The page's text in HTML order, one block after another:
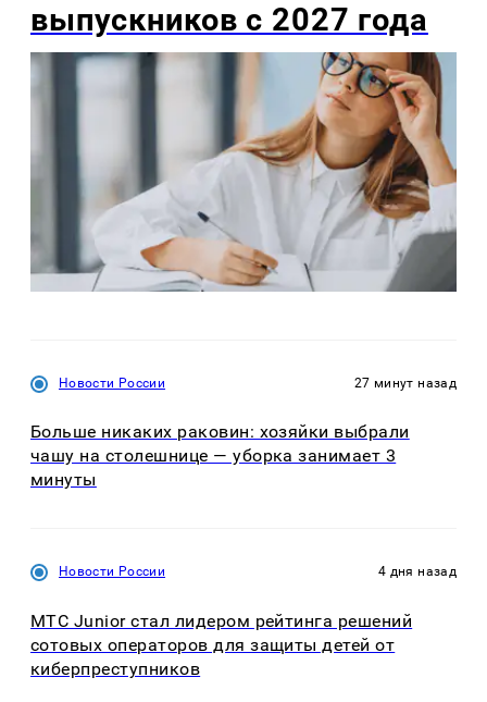
выпускников с 2027 года
Новости России 27 минут назад
Больше никаких раковин: хозяйки выбрали
чашу на столешнице — уборка занимает 3
минуты
Новости России 4 дня назад
МТС Junior стал лидером рейтинга решений
сотовых операторов для защиты детей от
киберпреступников